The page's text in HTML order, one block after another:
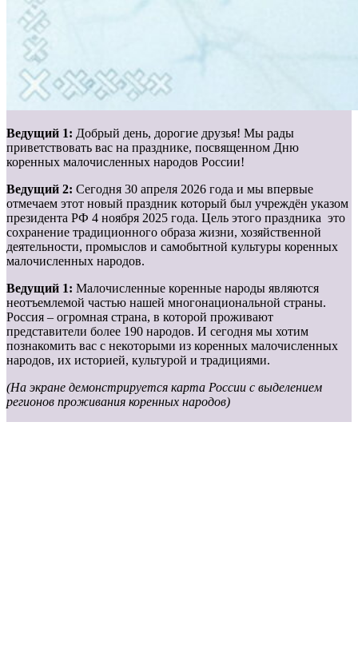
Ведущий 1: Добрый день, дорогие друзья! Мы рады
приветствовать вас на празднике, посвященном Дню
коренных малочисленных народов России!
Ведущий 2: Сегодня 30 апреля 2026 года и мы впервые
отмечаем этот новый праздник который был учреждён указом
президента РФ 4 ноября 2025 года. Цель этого праздника это
сохранение традиционного образа жизни, хозяйственной
деятельности, промыслов и самобытной культуры коренных
малочисленных народов.
Ведущий 1: Малочисленные коренные народы являются
неотъемлемой частью нашей многонациональной страны.
Россия – огромная страна, в которой проживают
представители более 190 народов. И сегодня мы хотим
познакомить вас с некоторыми из коренных малочисленных
народов, их историей, культурой и традициями.
(На экране демонстрируется карта России с выделением
регионов проживания коренных народов)